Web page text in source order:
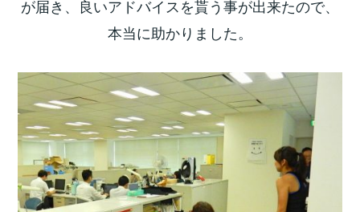
が届き、良いアドバイスを貰う事が出来たので、
本当に助かりました。